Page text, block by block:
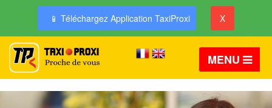
📱 Téléchargez Application TaxiProxi X
MENU